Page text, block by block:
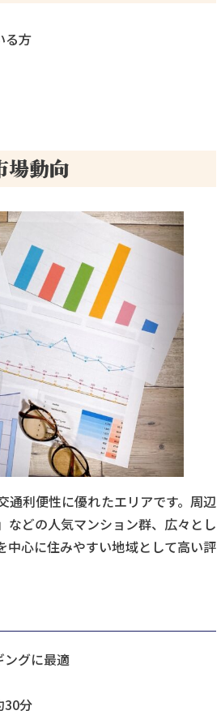
る方
場動向
通利便性に優れたエリアです。周辺
などの人気マンション群、広々とし
中心に住みやすい地域として高い評
ングに最適
30分